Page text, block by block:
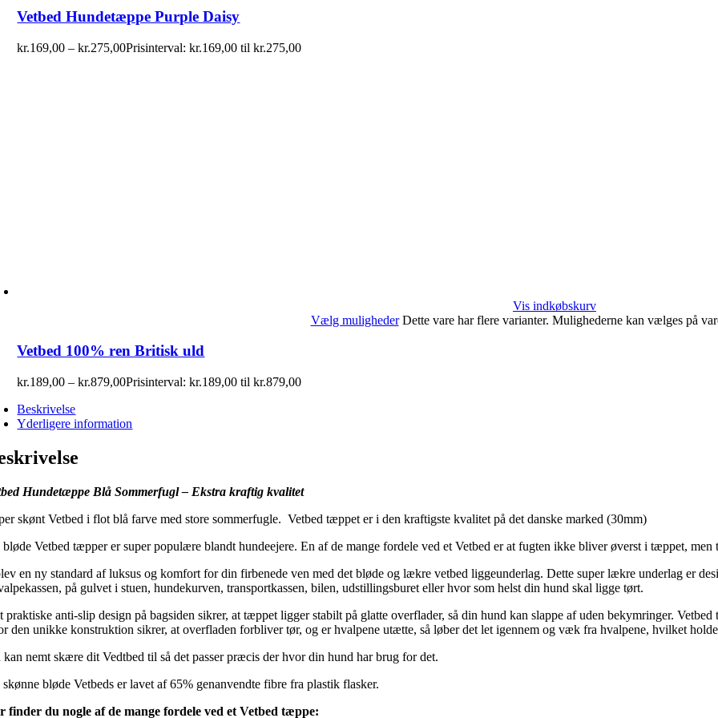
Vetbed Hundetæppe Purple Daisy
kr.169,00 – kr.275,00Prisinterval: kr.169,00 til kr.275,00
Vis indkøbskurv
Vælg muligheder Dette vare har flere varianter. Mulighederne kan vælges på
Vetbed 100% ren Britisk uld
kr.189,00 – kr.879,00Prisinterval: kr.189,00 til kr.879,00
Beskrivelse
Yderligere information
Hundetæppe Blå Sommerfugl – Ekstra kraftig kvalitet
skønt Vetbed i flot blå farve med store sommerfugle. Vetbed tæppet er i den kraftigste kvalitet på det danske marked (30mm)
bløde Vetbed tæpper er super populære blandt hundeejere. En af de mange fordele ved et Vetbed er at fugten ikke bliver øverst i tæppet, men
en ny standard af luksus og komfort for din firbenede ven med det bløde og lækre vetbed liggeunderlag. Dette super lækre underlag er
på gulvet i stuen, hundekurven, transportkassen, bilen, udstillingsburet eller hvor som helst din hund skal ligge tørt.
praktiske anti-slip design på bagsiden sikrer, at tæppet ligger stabilt på glatte overflader, så din hund kan slappe af uden bekymringer.
den unikke konstruktion sikrer, at overfladen forbliver tør, og er hvalpene utætte, så løber det let igennem og væk fra hvalpene, hvilket
kan nemt skære dit Vedtbed til så det passer præcis der hvor din hund har brug for det.
skønne bløde Vetbeds er lavet af 65% genanvendte fibre fra plastik flasker.
finder du nogle af de mange fordele ved et Vetbed tæppe: